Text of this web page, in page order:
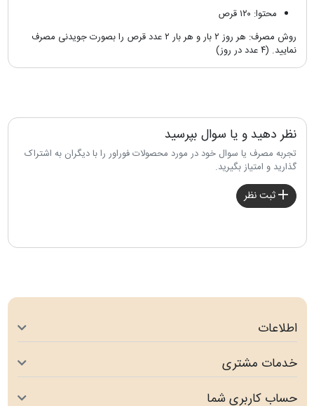
محتوا: ۱۲۰ قرص
روش مصرف: هر روز ۲ بار و هر بار ۲ عدد قرص را بصورت جویدنی مصرف
نمایید. (۴ عدد در روز)
نظر دهید و یا سوال بپرسید
تجربه مصرف یا سوال خود در مورد محصولات فوراور را با دیگران به اشتراک
گذارید و امتیاز بگیرید.
ثبت نظر
اطلاعات
خدمات مشتری
حساب کاربری شما